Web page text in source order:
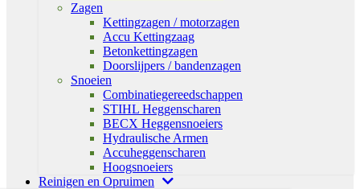
Zagen
Kettingzagen / motorzagen
Accu Kettingzaag
Betonkettingzagen
Doorslijpers / bandenzagen
Snoeien
Combinatiegereedschappen
STIHL Heggenscharen
BECX Heggensnoeiers
Hydraulische Armen
Accuheggenscharen
Hoogsnoeiers
Reinigen en Opruimen